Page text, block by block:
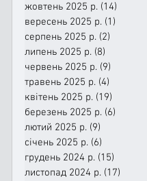
жовтень 2025 р. (14)
вересень 2025 р. (1)
серпень 2025 р. (2)
липень 2025 р. (8)
червень 2025 р. (9)
травень 2025 р. (4)
квітень 2025 р. (19)
березень 2025 р. (6)
лютий 2025 р. (9)
січень 2025 р. (6)
грудень 2024 р. (15)
листопад 2024 р. (17)